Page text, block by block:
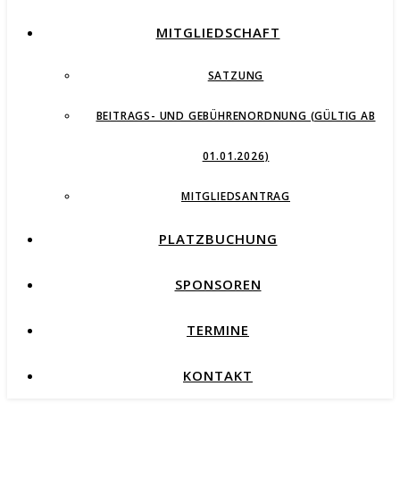
MITGLIEDSCHAFT
SATZUNG
BEITRAGS- UND GEBÜHRENORDNUNG (GÜLTIG AB
01.01.2026)
MITGLIEDSANTRAG
PLATZBUCHUNG
SPONSOREN
TERMINE
KONTAKT